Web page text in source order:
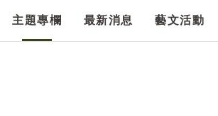
主題專欄 最新消息 藝文活動